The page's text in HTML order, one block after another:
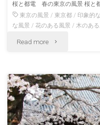
五
春
の
東
桜と都電 春の東京の風景 桜
東京の風景 / 東京都 / 印象的
な風景 /花のある風景 / 木のあ
Read more "桜
都
電
春